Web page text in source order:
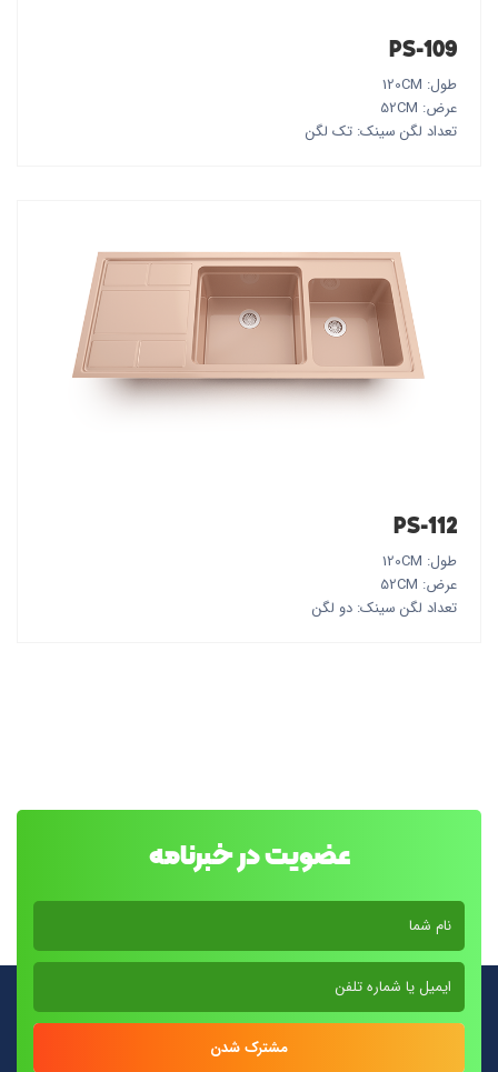
PS-109
طول: 120CM
عرض: 52CM
تعداد لگن سینک: تک لگن
PS-112
طول: 120CM
عرض: 52CM
تعداد لگن سینک: دو لگن
عضویت در خبرنامه
مشترک شدن